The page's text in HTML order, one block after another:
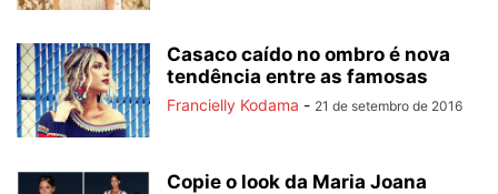
Casaco caído no ombro é nova
tendência entre as famosas
Francielly Kodama - 21 de setembro de 2016
Copie o look da Maria Joana